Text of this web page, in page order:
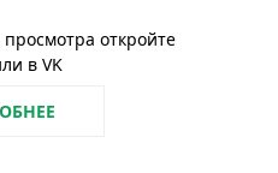
откройте
в VK